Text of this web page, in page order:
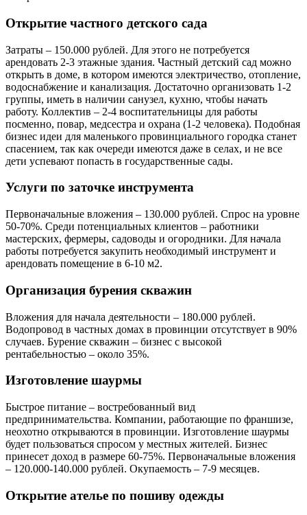
Открытие частного детского сада
Затраты – 150.000 рублей. Для этого не потребуется
арендовать 2-3 этажные здания. Частный детский сад можно
открыть в доме, в котором имеются электричество, отопление,
водоснабжение и канализация. Достаточно организовать 1-2
группы, иметь в наличии санузел, кухню, чтобы начать
работу. Коллектив – 2-4 воспитательницы для работы
посменно, повар, медсестра и охрана (1-2 человека). Подобная
бизнес идеи для маленького провинциального городка станет
спасением, так как очереди имеются даже в селах, и не все
дети успевают попасть в государственные сады.
Услуги по заточке инструмента
Первоначальные вложения – 130.000 рублей. Спрос на уровне
50-70%. Среди потенциальных клиентов – работники
мастерских, фермеры, садоводы и огородники. Для начала
работы потребуется закупить необходимый инструмент и
арендовать помещение в 6-10 м2.
Организация бурения скважин
Вложения для начала деятельности – 180.000 рублей.
Водопровод в частных домах в провинции отсутствует в 90%
случаев. Бурение скважин – бизнес с высокой
рентабельностью – около 35%.
Изготовление шаурмы
Быстрое питание – востребованный вид
предпринимательства. Компании, работающие по франшизе,
неохотно открываются в провинции. Изготовление шаурмы
будет пользоваться спросом у местных жителей. Бизнес
принесет доход в размере 60-75%. Первоначальные вложения
– 120.000-140.000 рублей. Окупаемость – 7-9 месяцев.
Открытие ателье по пошиву одежды